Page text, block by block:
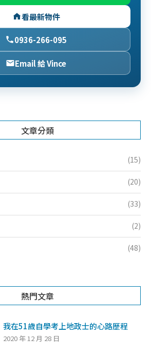
看最新物件
0936-266-095
Email 給 Vince
文章分類
(15)
(20)
(33)
(2)
(48)
熱門文章
我在51歲自學考上地政士的心路歷程
2020 年 12 月 28 日